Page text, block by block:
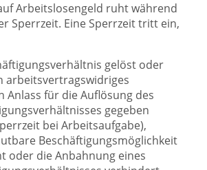
Arbeitslosengeld ruht während
Sperrzeit. Eine Sperrzeit tritt ein,
gelöst oder
arbeitsvertragswidriges
Anlass für die Auflösung des
gegeben
bei Arbeitsaufgabe),
Beschäftigungsmöglichkeit
oder die Anbahnung eines